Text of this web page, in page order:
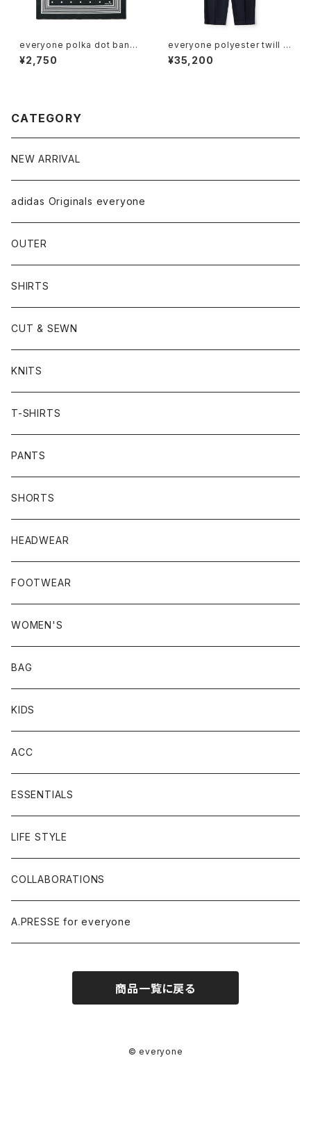
everyone polka dot banda
na (BLACK)
¥2,750
everyone polyester twill c
hef pants (NAVY)
¥35,200
CATEGORY
NEW ARRIVAL
adidas Originals everyone
OUTER
SHIRTS
CUT & SEWN
KNITS
T-SHIRTS
PANTS
SHORTS
HEADWEAR
FOOTWEAR
WOMEN'S
BAG
KIDS
ACC
ESSENTIALS
LIFE STYLE
COLLABORATIONS
A.PRESSE for everyone
商品一覧に戻る
© everyone